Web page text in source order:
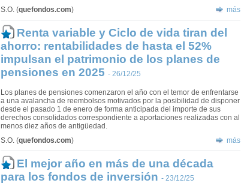
S.O. (quefondos.com) más
Renta variable y Ciclo de vida tiran del
ahorro: rentabilidades de hasta el 52%
impulsan el patrimonio de los planes de
pensiones en 2025 - 26/12/25
Los planes de pensiones comenzaron el año con el temor de enfrentarse
a una avalancha de reembolsos motivados por la posibilidad de disponer
desde el pasado 1 de enero de forma anticipada del importe de sus
derechos consolidados correspondiente a aportaciones realizadas con al
menos diez años de antigüedad.
S.O. (quefondos.com) más
El mejor año en más de una década
para los fondos de inversión - 23/12/25